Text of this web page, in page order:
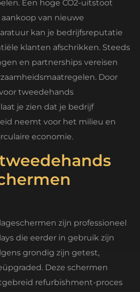
Een hoge CO2-uitstoot
van nieuwe
kan je bedrijfsreputatie
klanten afschrikken. Steeds
en partnerships vereisen
Door
tweedehands
je zien dat je bedrijf
neemt voor het milieu en
economie.
zijn professioneel
die eerder in gebruik zijn
grondig zijn getest,
Deze schermen
refurbishment-proces